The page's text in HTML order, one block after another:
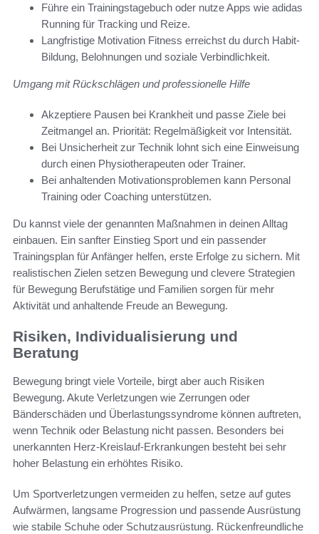
Führe ein Trainingstagebuch oder nutze Apps wie adidas
Running für Tracking und Reize.
Langfristige Motivation Fitness erreichst du durch Habit-
Bildung, Belohnungen und soziale Verbindlichkeit.
Umgang mit Rückschlägen und professionelle Hilfe
Akzeptiere Pausen bei Krankheit und passe Ziele bei
Zeitmangel an. Priorität: Regelmäßigkeit vor Intensität.
Bei Unsicherheit zur Technik lohnt sich eine Einweisung
durch einen Physiotherapeuten oder Trainer.
Bei anhaltenden Motivationsproblemen kann Personal
Training oder Coaching unterstützen.
Du kannst viele der genannten Maßnahmen in deinen Alltag
einbauen. Ein sanfter Einstieg Sport und ein passender
Trainingsplan für Anfänger helfen, erste Erfolge zu sichern. Mit
realistischen Zielen setzen Bewegung und clevere Strategien
für Bewegung Berufstätige und Familien sorgen für mehr
Aktivität und anhaltende Freude an Bewegung.
Risiken, Individualisierung und
Beratung
Bewegung bringt viele Vorteile, birgt aber auch Risiken
Bewegung. Akute Verletzungen wie Zerrungen oder
Bänderschäden und Überlastungssyndrome können auftreten,
wenn Technik oder Belastung nicht passen. Besonders bei
unerkannten Herz-Kreislauf-Erkrankungen besteht bei sehr
hoher Belastung ein erhöhtes Risiko.
Um Sportverletzungen vermeiden zu helfen, setze auf gutes
Aufwärmen, langsame Progression und passende Ausrüstung
wie stabile Schuhe oder Schutzausrüstung. Rückenfreundliche